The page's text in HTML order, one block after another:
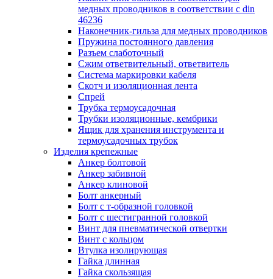
Потолочный профиль для
Разделитель для лотка
Рейки профильные
несущие
Секция угловая для кабельных
Соединитель для кабельных
Каналы настенного и потолочного
Зажим кабельный для кабель-
Кабель-канал
Кабель-канал напольный
Кабель-канал настенный
Коробка монтажная для
кабель-канала
Коробка распределительная для
кабель-каналов
Крышка для настенного кабель-
Панель лицевая для настенного
канала
Перегородка разделительная для
настенного кабель-канала
Переходник для кабель-канала
Поворот для кабель-канала
Поворот для настенного кабель-
медных проводников в соответствии с din
46236
Наконечник-гильза для медных проводников
Пружина постоянного давления
Разъем слаботочный
Сжим ответвительный, ответвитель
Система маркировки кабеля
Скотч и изоляционная лента
Спрей
Трубка термоусадочная
Трубки изоляционные, кембрики
Ящик для хранения инструмента и
термоусадочных трубок
Изделия крепежные
Анкер болтовой
Анкер забивной
Анкер клиновой
Болт анкерный
Болт с т-образной головкой
Болт с шестигранной головкой
Винт для пневматической отвертки
Винт с кольцом
Втулка изолирующая
Гайка длинная
Гайка скользящая